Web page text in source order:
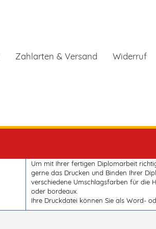
Zahlarten & Versand Widerruf
Um mit Ihrer fertigen Diplomarbeit
gerne das Drucken und Binden Ihrer
verschiedene Umschlagsfarben für die
oder bordeaux.
Ihre Druckdatei können Sie als Word-